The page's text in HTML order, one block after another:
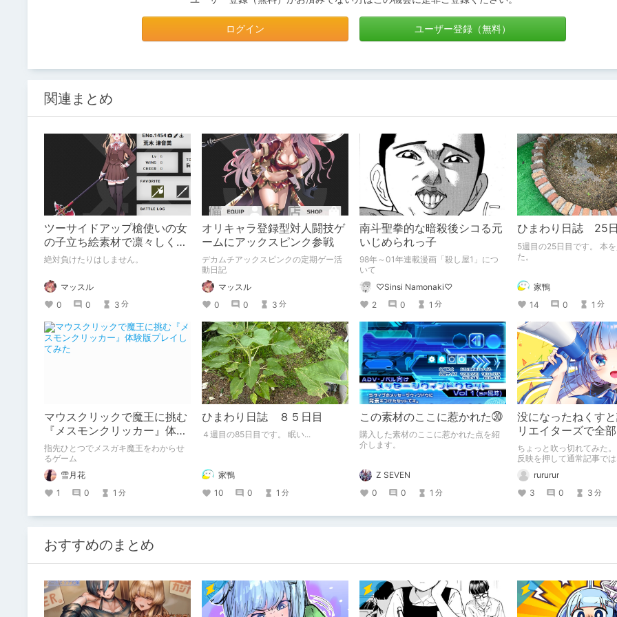
ログイン ユーザー登録（無料）
関連まとめ
ツーサイドアップ槍使いの女
の子立ち絵素材で凛々しく長
柄ぶん回すロールプレイ好き
絶対負けたりはしません。
マッスル
0
0 3 分
オリキャラ登録型対人闘技ゲ
ームにアックスピンク参戦
デカムチアックスピンクの定期ゲー活
動日記
マッスル
0
0 3 分
南斗聖拳的な暗殺後シコる元
いじめられっ子
98年～01年連載漫画「殺し屋1」につ
いて
♡Sinsi Namonaki♡
2
0 1 分
ひまわり日誌 25
5週目の25日目です。 本を買いまし
た。
家鴨
14
0 1 分
マウスクリックで魔王に挑む
『メスモンクリッカー』体験
版プレイしてみた
指先ひとつでメスガキ魔王をわからせ
るゲーム
雪月花
1
0 1 分
ひまわり日誌 ８５日目
４週目の85日目です。 眠い...
家鴨
10
0 1 分
この素材のここに惹かれた㉚
購入した素材のここに惹かれた点を紹
介します。
Z SEVEN
0
0 1 分
没になったねくす
リエイターズで全
ます。
ちょっと吹っ切れてみた
反映を押して通常記事で
と。 rururur
3
0 3 分
おすすめのまとめ